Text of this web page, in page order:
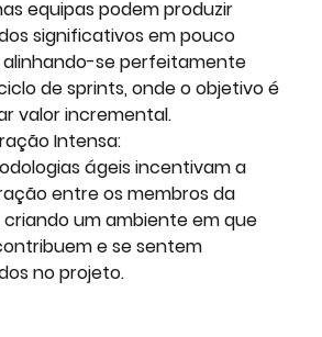
equipas podem produzir
significativos em pouco
alinhando-se perfeitamente
de sprints, onde o objetivo é
valor incremental.
Intensa:
ágeis incentivam a
entre os membros da
criando um ambiente em que
e se sentem
no projeto.